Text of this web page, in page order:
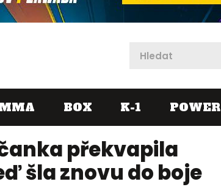
BOX K-1 POWER
překvapila
šla znovu do boje